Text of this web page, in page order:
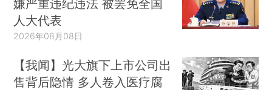
嫌严重违纪违法 被罢免全国
人大代表
2026年08月08日
【我闻】光大旗下上市公司出
售背后隐情 多人卷入医疗腐